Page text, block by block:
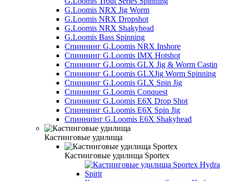
G.Loomis NRX Jig Worm
G.Loomis NRX Dropshot
G.Loomis NRX Shakyhead
G.Loomis Bass Spinning
Спиннинг G.Loomis NRX Inshore
Спиннинг G.Loomis IMX Hotshot
Спиннинг G.Loomis GLX Jig & Worm Castin
Спиннинг G.Loomis GLXJig Worm Spinning
Спиннинг G.Loomis GLX Spin Jig
Спиннинг G.Loomis Conquest
Спиннинг G.Loomis E6X Drop Shot
Спиннинг G.Loomis E6X Spin Jig
Спинниінг G.Loomis E6X Shakyhead
Кастинговые удилища
Кастинговые удилища Sportex